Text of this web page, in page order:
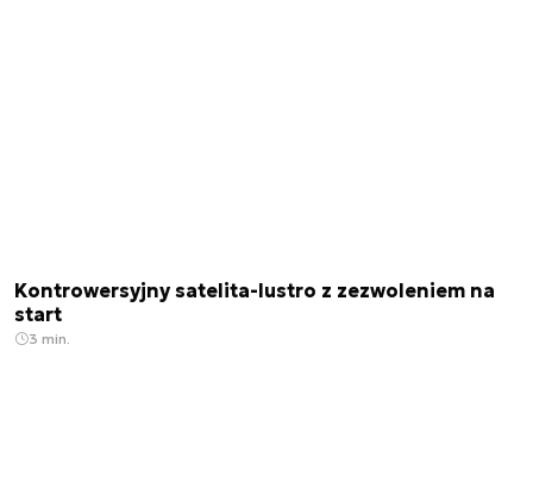
Kontrowersyjny satelita-lustro z zezwoleniem na
start
3 min.